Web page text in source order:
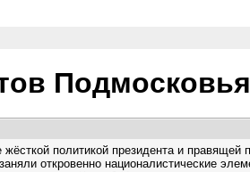
Подмосковья
политикой президента и
откровенно националистические